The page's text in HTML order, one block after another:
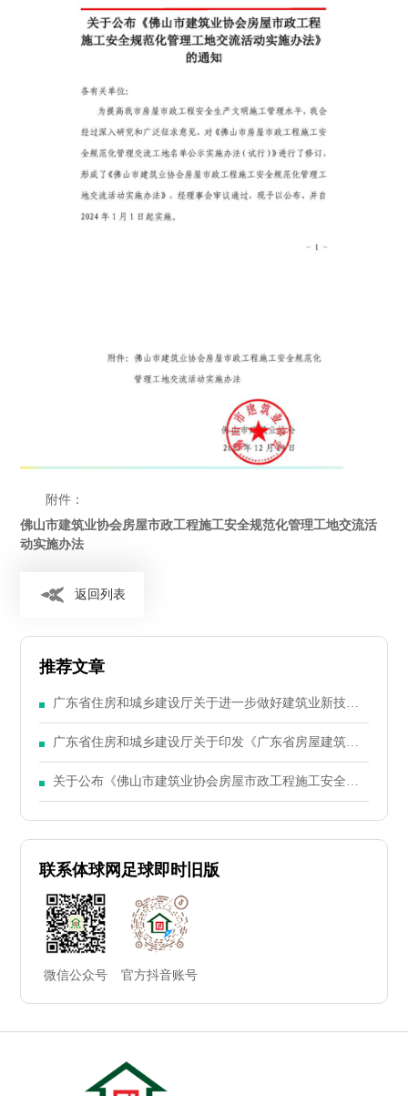
附件：
佛山市建筑业协会房屋市政工程施工安全规范化管理工地交流活
动实施办法
返回列表
推荐文章
广东省住房和城乡建设厅关于进一步做好建筑业新技术
推广应用工作的通知
广东省住房和城乡建设厅关于印发《广东省房屋建筑工
程竣工验收技术资料统一用表（2024版）》的通知
关于公布《佛山市建筑业协会房屋市政工程施工安全规
范化管理工地交流活动实施办法》的通知（佛建社字
联系体球网足球即时旧版
微信公众号 官方抖音账号